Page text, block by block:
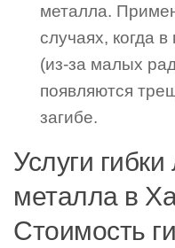
металла.
случаях, когда
(из-за малых
появляются
загибе.
Услуги гибки
металла в
Стоимость